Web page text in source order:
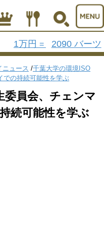
1万円 = 2090 バーツ
ニュース /千葉大学の環境ISO
での持続可能性を学ぶ
委員会、チェンマ
続可能性を学ぶ